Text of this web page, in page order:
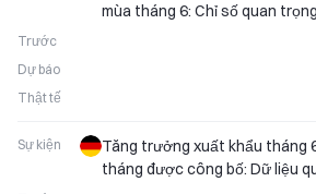
mùa tháng 6: Chỉ số quan
Trước
Dự báo
Thật tế
Sự kiện
Tăng trưởng xuất khẩu tháng
tháng được công bố: Dữ liệu